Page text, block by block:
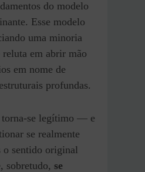
do modelo
Esse modelo
uma minoria
em abrir mão
em nome de
profundas.
torna-se legítimo — e
se realmente
o sentido original
sobretudo, se